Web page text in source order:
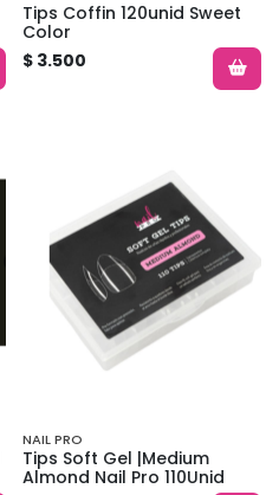
Tips Coffin 120unid Sweet
Color
$ 3.500
NAIL PRO
Tips Soft Gel |Medium
Almond Nail Pro 110Unid